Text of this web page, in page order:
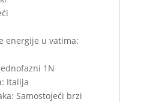
energije u vatima:
1N
Italija
Samostojeći brzi